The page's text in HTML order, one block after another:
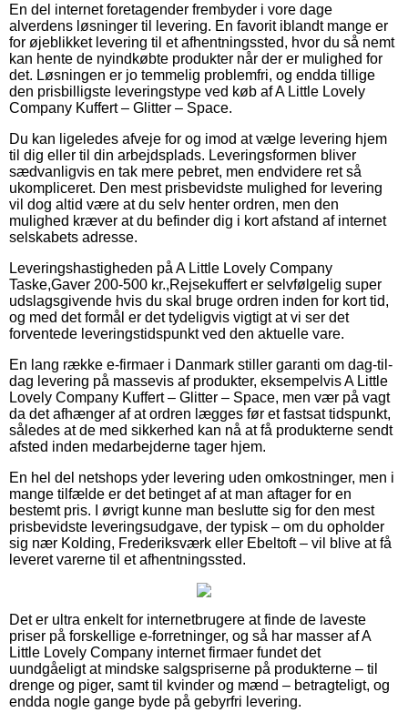
En del internet foretagender frembyder i vore dage
alverdens løsninger til levering. En favorit iblandt mange er
for øjeblikket levering til et afhentningssted, hvor du så nemt
kan hente de nyindkøbte produkter når der er mulighed for
det. Løsningen er jo temmelig problemfri, og endda tillige
den prisbilligste leveringstype ved køb af A Little Lovely
Company Kuffert – Glitter – Space.
Du kan ligeledes afveje for og imod at vælge levering hjem
til dig eller til din arbejdsplads. Leveringsformen bliver
sædvanligvis en tak mere pebret, men endvidere ret så
ukompliceret. Den mest prisbevidste mulighed for levering
vil dog altid være at du selv henter ordren, men den
mulighed kræver at du befinder dig i kort afstand af internet
selskabets adresse.
Leveringshastigheden på A Little Lovely Company
Taske,Gaver 200-500 kr.,Rejsekuffert er selvfølgelig super
udslagsgivende hvis du skal bruge ordren inden for kort tid,
og med det formål er det tydeligvis vigtigt at vi ser det
forventede leveringstidspunkt ved den aktuelle vare.
En lang række e-firmaer i Danmark stiller garanti om dag-til-
dag levering på massevis af produkter, eksempelvis A Little
Lovely Company Kuffert – Glitter – Space, men vær på vagt
da det afhænger af at ordren lægges før et fastsat tidspunkt,
således at de med sikkerhed kan nå at få produkterne sendt
afsted inden medarbejderne tager hjem.
En hel del netshops yder levering uden omkostninger, men i
mange tilfælde er det betinget af at man aftager for en
bestemt pris. I øvrigt kunne man beslutte sig for den mest
prisbevidste leveringsudgave, der typisk – om du opholder
sig nær Kolding, Frederiksværk eller Ebeltoft – vil blive at få
leveret varerne til et afhentningssted.
Det er ultra enkelt for internetbrugere at finde de laveste
priser på forskellige e-forretninger, og så har masser af A
Little Lovely Company internet firmaer fundet det
uundgåeligt at mindske salgspriserne på produkterne – til
drenge og piger, samt til kvinder og mænd – betragteligt, og
endda nogle gange byde på gebyrfri levering.